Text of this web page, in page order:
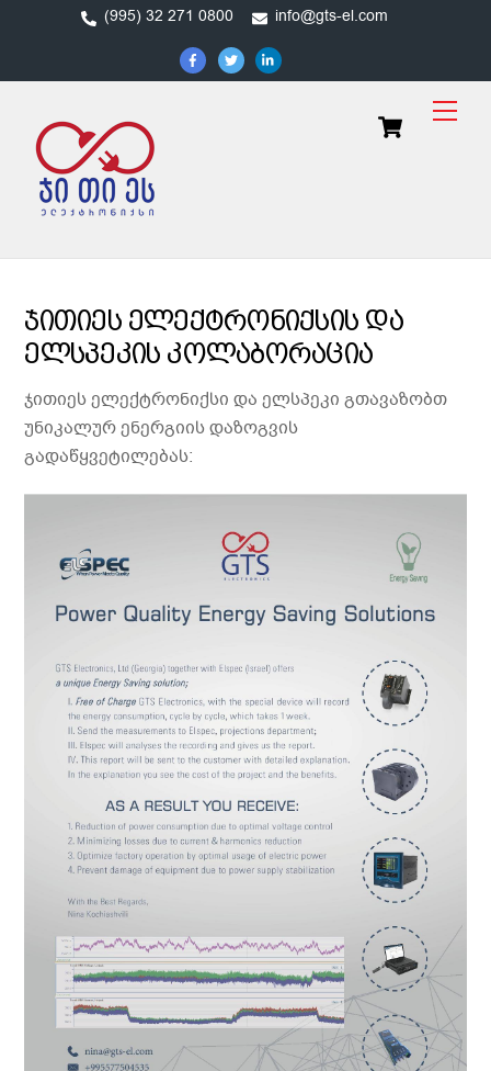
(995) 32 271 0800 info@gts-el.com
Cart
ჯითიეს ელექტრონიქსის და
ელსპეკის კოლაბორაცია
ჯითიეს ელექტრონიქსი და ელსპეკი გთავაზობთ
უნიკალურ ენერგიის დაზოგვის
გადაწყვეტილებას: